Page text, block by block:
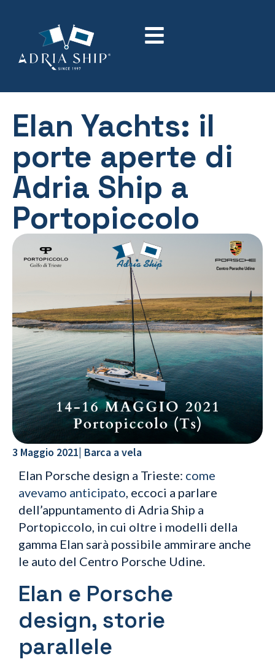
Elan Yachts: il
porte aperte di
Adria Ship a
Portopiccolo
3 Maggio 2021| Barca a vela
Elan Porsche design a Trieste: come
avevamo anticipato, eccoci a parlare
dell’appuntamento di Adria Ship a
Portopiccolo, in cui oltre i modelli della
gamma Elan sarà possibile ammirare anche
le auto del Centro Porsche Udine.
Elan e Porsche
design, storie
parallele